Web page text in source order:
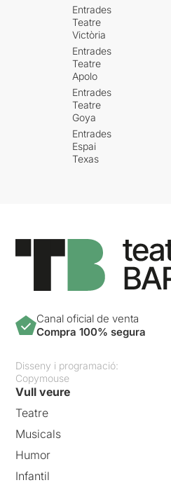
Entrades
Teatre
Victòria
Entrades
Teatre
Apolo
Entrades
Teatre
Goya
Entrades
Espai
Texas
Canal oficial de venta
Compra 100% segura
Disseny i programació:
Copymouse
Vull veure
Teatre
Musicals
Humor
Infantil